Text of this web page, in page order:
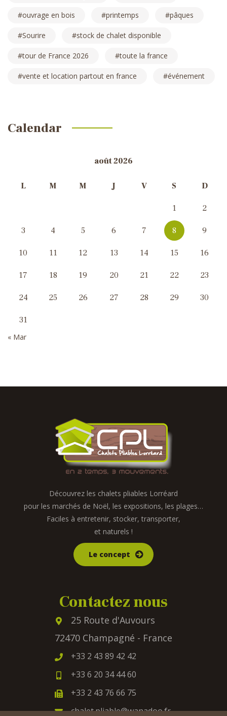
ouvrage en bois printemps pâques
Sourire stock de chalet disponible
tour de France 2026 toute la france
vente et location partout en france événement
Calendar
août 2026
L M M J V S D
1 2
3 4 5 6 7 8 9
10 11 12 13 14 15 16
17 18 19 20 21 22 23
24 25 26 27 28 29 30
31
« Mar
Découvrez les chalets pliables Lorréard
pour les marchés de Noël, les expositions, les plages…
Faciles à entretenir, stocker, transporter,
et naturels !
Le concept
Contactez nous
25 Route d'Auvours
72470 Champagné - France
+33 2 43 89 42 42
+33 6 20 34 44 60
+33 2 43 76 66 75
chalet.pliable@wanadoo.fr